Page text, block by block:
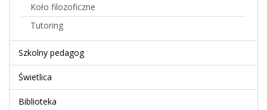
Koło filozoficzne
Tutoring
Szkolny pedagog
Świetlica
Biblioteka